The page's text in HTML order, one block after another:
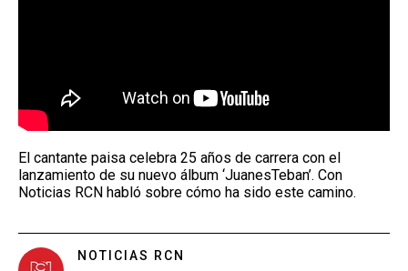
El cantante paisa celebra 25 años de carrera con el
lanzamiento de su nuevo álbum ‘JuanesTeban’. Con
Noticias RCN habló sobre cómo ha sido este camino.
NOTICIAS RCN